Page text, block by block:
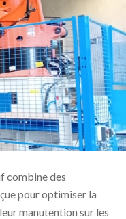
combine des
pour optimiser la
manutention sur les